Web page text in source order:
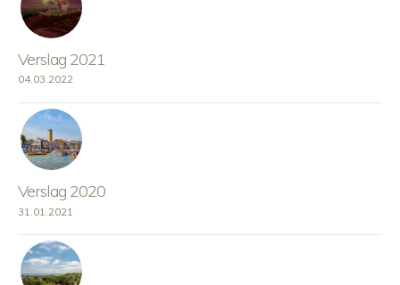
Verslag 2021
04.03.2022
Verslag 2020
31.01.2021